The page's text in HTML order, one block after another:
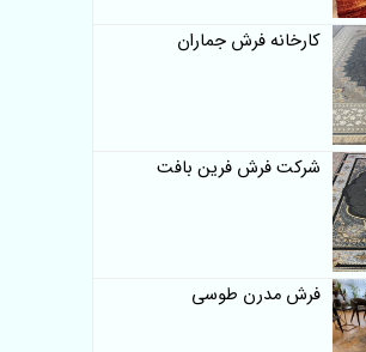
کارخانه فرش جماران
شرکت فرش فرین بافت
فرش مدرن طوسی